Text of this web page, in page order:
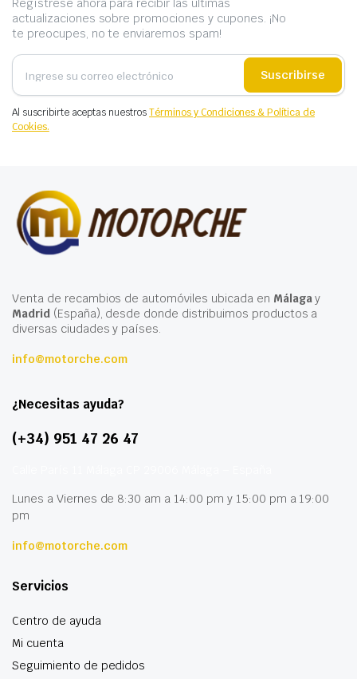
Regístrese ahora para recibir las últimas
actualizaciones sobre promociones y cupones. ¡No
te preocupes, no te enviaremos spam!
Suscribirse
Al suscribirte aceptas nuestrosTérminos y Condiciones & Política de
Cookies.
Venta de recambios de automóviles ubicada en Málagay
Madrid(España), desde donde distribuimos productos a
diversas ciudades y países.
info@motorche.com
¿Necesitas ayuda?
(+34) 951 47 26 47
Lunes a Viernes de 8:30 am a 14:00 pm y 15:00 pm a 19:00
pm
info@motorche.com
Servicios
Centro de ayuda
Mi cuenta
Seguimiento de pedidos